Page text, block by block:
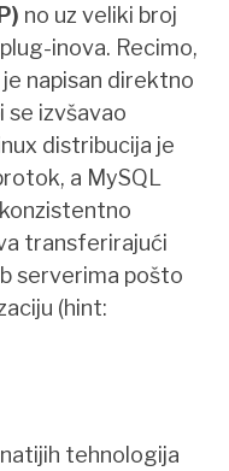
no uz veliki broj
inova. Recimo,
napisan direktno
se izvšavao
distribucija je
a MySQL
transferirajući
serverima pošto
(hint:
tehnologija